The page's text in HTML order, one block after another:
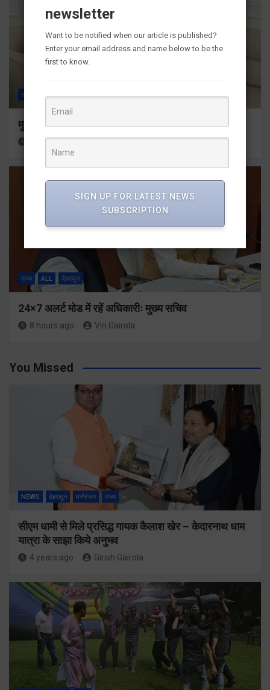
राज्य ALL देहरादून
मुख्यमंत्री से महानिदेशक एनसीसी ने की शिष्टाचार भेंट
8 hours ago
राज्य ALL देहरादून
24×7 अलर्ट मोड में रहें अधिकारीः मुख्य सचिव
8 hours ago Viri Gairola
You Missed
NEWS देहरादून मनोरंजन राज्य
सीएम धामी से मिले प्रसिद्ध गायक कैलाश खेर – केदारनाथ धाम
यात्रा के साझा किये अनुभव
4 years ago Girish Gairola
newsletter
Want to be notified when our article is published?
Enter your email address and name below to be the
first to know.
SIGN UP FOR LATEST NEWS
SUBSCRIPTION